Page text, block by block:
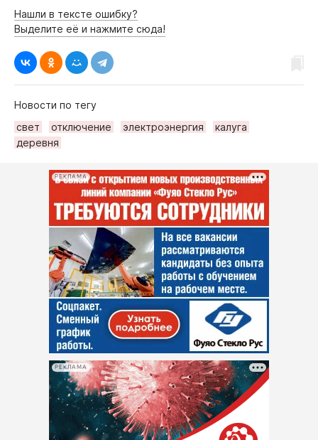
Нашли в тексте ошибку?
Выделите её и нажмите сюда!
Новости по тегу
свет
отключение электроэнергия
калуга
деревня
РЕКЛАМА
РЕКЛАМА